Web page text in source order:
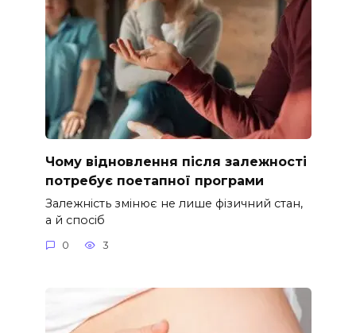
Чому відновлення після залежності
потребує поетапної програми
Залежність змінює не лише фізичний стан,
а й спосіб
0 3